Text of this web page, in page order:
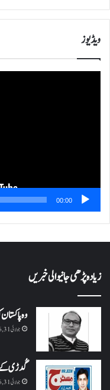
ویڈیوز
00:00
زیادہ پڑھی جانیوالی خبریں
وہ
جولائی 31, 2026
گُدڑی کے
جولائی 31, 2026